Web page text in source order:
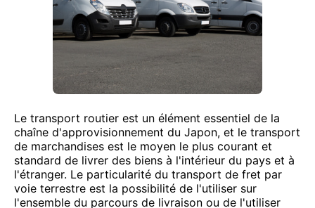
Le transport routier est un élément essentiel de la
chaîne d'approvisionnement du Japon, et le transport
de marchandises est le moyen le plus courant et
standard de livrer des biens à l'intérieur du pays et à
l'étranger. Le particularité du transport de fret par
voie terrestre est la possibilité de l'utiliser sur
l'ensemble du parcours de livraison ou de l'utiliser